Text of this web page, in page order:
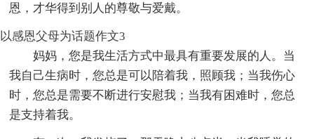
恩，才华得到别人的尊敬与爱戴。
以感恩父母为话题作文3
妈妈，您是我生活方式中最具有重要发展的人。当
我自己生病时，您总是可以陪着我，照顾我；当我伤心
时，您总是需要不断进行安慰我；当我有困难时，您总
是支持着我。